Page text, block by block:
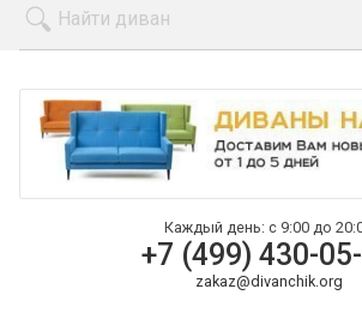
Оплата и доставка
Контакты
Каждый день: с 9:00 до
+7 (499) 430-
zakaz@divanchik.org